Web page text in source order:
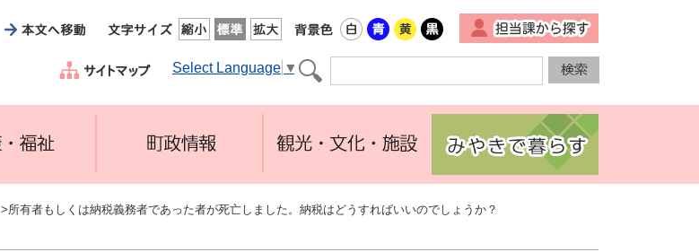
Select Language ▼
>所有者もしくは納税義務者であった者が死亡しました。納税はどうすればいいのでしょうか？